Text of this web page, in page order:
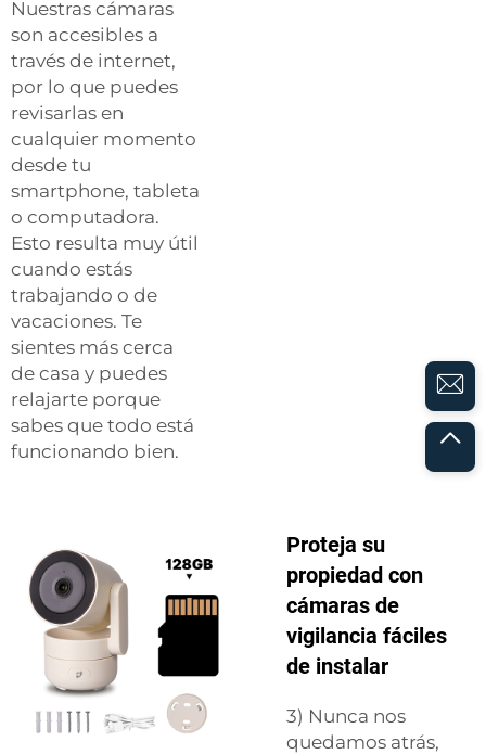
Nuestras cámaras
son accesibles a
través de internet,
por lo que puedes
revisarlas en
cualquier momento
desde tu
smartphone, tableta
o computadora.
Esto resulta muy útil
cuando estás
trabajando o de
vacaciones. Te
sientes más cerca
de casa y puedes
relajarte porque
sabes que todo está
funcionando bien.
Proteja su
propiedad con
cámaras de
vigilancia fáciles
de instalar
3) Nunca nos
quedamos atrás,